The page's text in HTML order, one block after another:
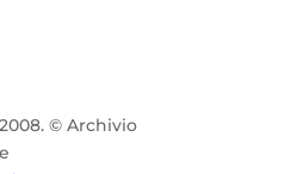
© Archivio